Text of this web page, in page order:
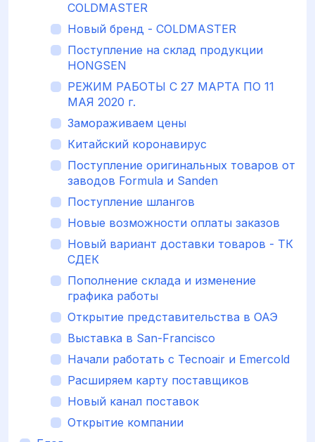
COLDMASTER
Новый бренд - COLDMASTER
Поступление на склад продукции
HONGSEN
РЕЖИМ РАБОТЫ С 27 МАРТА ПО 11
МАЯ 2020 г.
Замораживаем цены
Китайский коронавирус
Поступление оригинальных товаров от
заводов Formula и Sanden
Поступление шлангов
Новые возможности оплаты заказов
Новый вариант доставки товаров - ТК
СДЕК
Пополнение склада и изменение
графика работы
Открытие представительства в ОАЭ
Выставка в San-Francisco
Начали работать с Tecnoair и Emercold
Расширяем карту поставщиков
Новый канал поставок
Открытие компании